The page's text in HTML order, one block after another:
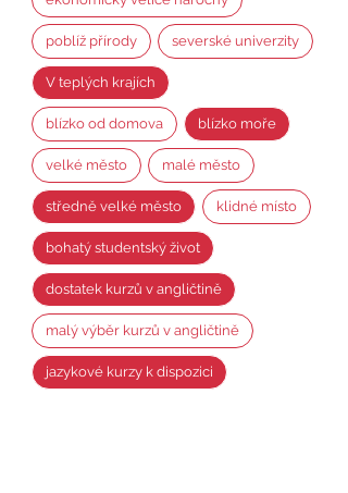
poblíž přírody severské univerzity
V teplých krajích
blízko od domova blízko moře
velké město malé město
středně velké město klidné místo
bohatý studentský život
dostatek kurzů v angličtině
malý výběr kurzů v angličtině
jazykové kurzy k dispozici